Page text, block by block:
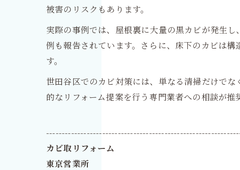
被害のリスクもあります。
実際の事例では、屋根裏に大量の黒カビが発生
例も報告されています。さらに、床下のカビは
す。
世田谷区でのカビ対策には、単なる清掃だけで
的なリフォーム提案を行う専門業者への相談が推
カビ取リフォーム
東京営業所